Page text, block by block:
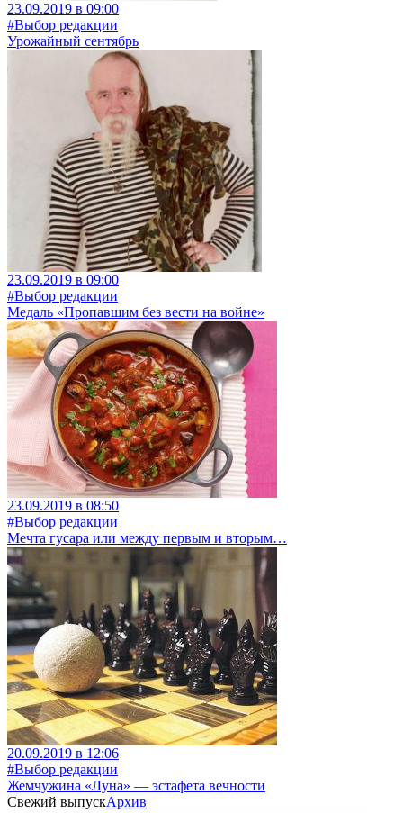
23.09.2019 в 09:00
#Выбор редакции
Урожайный сентябрь
23.09.2019 в 09:00
#Выбор редакции
Медаль «Пропавшим без вести на войне»
23.09.2019 в 08:50
#Выбор редакции
Мечта гусара или между первым и вторым…
20.09.2019 в 12:06
#Выбор редакции
Жемчужина «Луна» — эстафета вечности
Свежий выпускАрхив